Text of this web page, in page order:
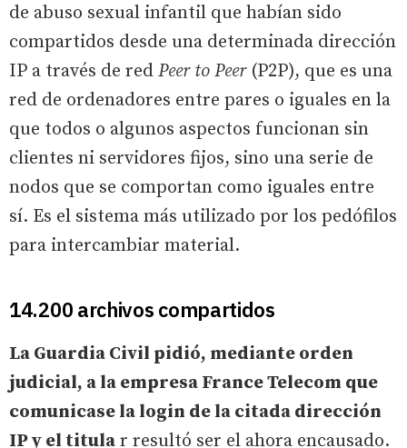
de abuso sexual infantil que habían sido
compartidos desde una determinada dirección
IP a través de red Peer to Peer (P2P), que es una
red de ordenadores entre pares o iguales en la
que todos o algunos aspectos funcionan sin
clientes ni servidores fijos, sino una serie de
nodos que se comportan como iguales entre
sí. Es el sistema más utilizado por los pedófilos
para intercambiar material.
14.200 archivos compartidos
La Guardia Civil pidió, mediante orden
judicial, a la empresa France Telecom que
comunicase la login de la citada dirección
IP y el titula r resultó ser el ahora encausado.